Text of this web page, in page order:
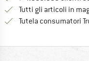
Tutti gli articoli in
Tutela consumatori